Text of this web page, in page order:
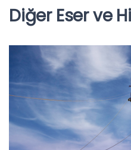
Diğer Eser ve